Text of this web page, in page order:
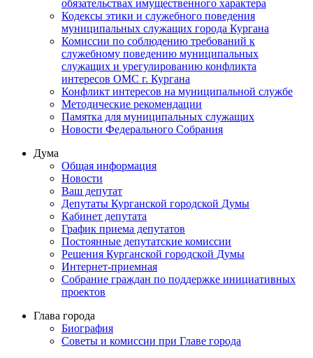
обязательствах имущественного характера
Кодексы этики и служебного поведения
муниципальных служащих города Кургана
Комиссии по соблюдению требований к
служебному поведению муниципальных
служащих и урегулированию конфликта
интересов ОМС г. Кургана
Конфликт интересов на муниципальной службе
Методические рекомендации
Памятка для муниципальных служащих
Новости Федерального Cобрания
Дума
Общая информация
Новости
Ваш депутат
Депутаты Курганской городской Думы
Кабинет депутата
График приема депутатов
Постоянные депутатские комиссии
Решения Курганской городской Думы
Интернет-приемная
Собрание граждан по поддержке инициативных
проектов
Глава города
Биография
Советы и комиссии при Главе города